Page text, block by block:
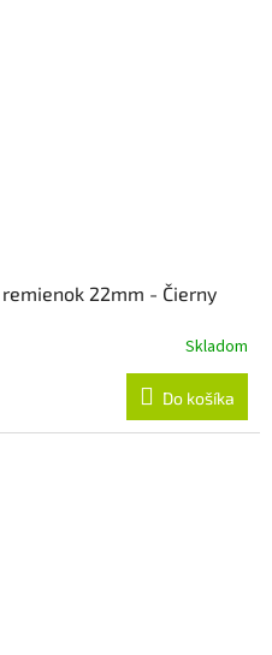
22mm - Čierny
Skladom
Do košíka